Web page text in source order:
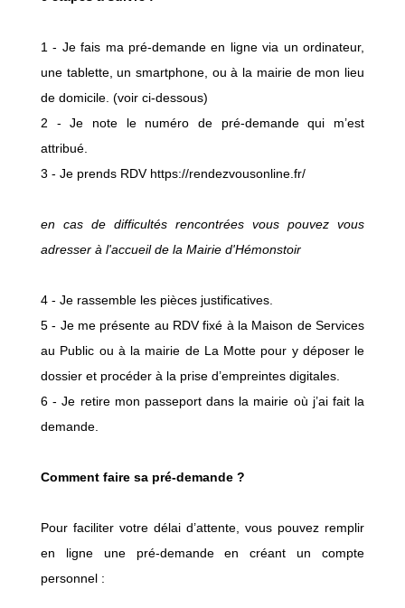
1 - Je fais ma pré-demande en ligne via un ordinateur,
une tablette, un smartphone, ou à la mairie de mon lieu
de domicile. (voir ci-dessous)
2 - Je note le numéro de pré-demande qui m’est
attribué.
3 - Je prends RDV https://rendezvousonline.fr/
en cas de difficultés rencontrées vous pouvez vous
adresser à l'accueil de la Mairie d'Hémonstoir
4 - Je rassemble les pièces justificatives.
5 - Je me présente au RDV fixé à la Maison de Services
au Public ou à la mairie de La Motte pour y déposer le
dossier et procéder à la prise d’empreintes digitales.
6 - Je retire mon passeport dans la mairie où j’ai fait la
demande.
Comment faire sa pré-demande ?
Pour faciliter votre délai d’attente, vous pouvez remplir
en ligne une pré-demande en créant un compte
personnel :